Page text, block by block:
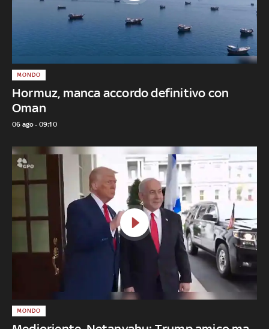
Hormuz, manca accordo definitivo con
Oman
MONDO
06 ago - 09:10
MONDO